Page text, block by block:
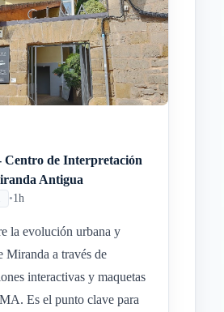
de Interpretación
Antigua
•1h
la evolución urbana y
Miranda a través de
interactivas y maquetas
Es el punto clave para